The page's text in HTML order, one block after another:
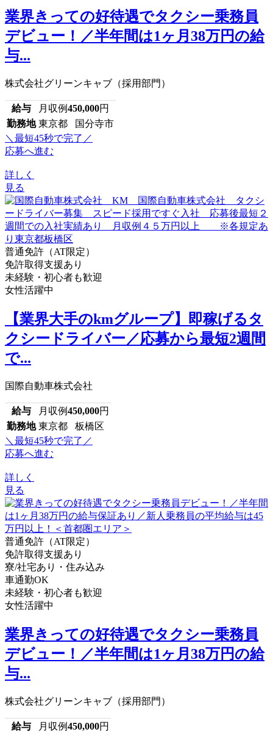
業界きっての好待遇でタクシー乗務員
デビュー！／半年間は1ヶ月38万円の給
与...
株式会社グリーンキャブ（採用部門）
給与 月収例450,000円
勤務地 東京都 国分寺市
＼最短45秒で完了／
応募へ進む
詳しく
見る
普通免許（AT限定）
免許取得支援あり
未経験・初心者も歓迎
女性活躍中
【業界大手のkmグループ】即稼げるタ
クシードライバー／応募から最短2週間
で...
国際自動車株式会社
給与 月収例450,000円
勤務地 東京都 板橋区
＼最短45秒で完了／
応募へ進む
詳しく
見る
普通免許（AT限定）
免許取得支援あり
寮/社宅あり・住み込み
車通勤OK
未経験・初心者も歓迎
女性活躍中
業界きっての好待遇でタクシー乗務員
デビュー！／半年間は1ヶ月38万円の給
与...
株式会社グリーンキャブ（採用部門）
給与 月収例450,000円